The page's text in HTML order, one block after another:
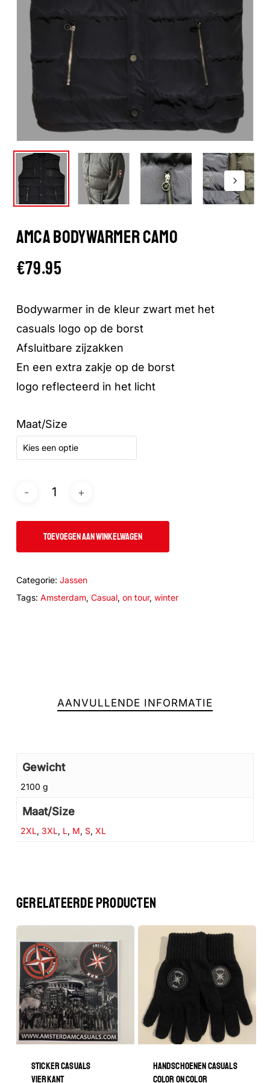
AMCA BODYWARMER CAMO
€79.95
Bodywarmer in de kleur zwart met het
casuals logo op de borst
Afsluitbare zijzakken
En een extra zakje op de borst
logo reflecteerd in het licht
Maat/Size
Kies een optie
TOEVOEGEN AAN WINKELWAGEN
Categorie: Jassen
Tags: Amsterdam, Casual, on tour, winter
AANVULLENDE INFORMATIE
Gewicht
2100 g
Maat/Size
2XL, 3XL, L, M, S, XL
GERELATEERDE PRODUCTEN
STICKER CASUALS
VIERKANT
HANDSCHOENEN CASUALS
COLOR ON COLOR